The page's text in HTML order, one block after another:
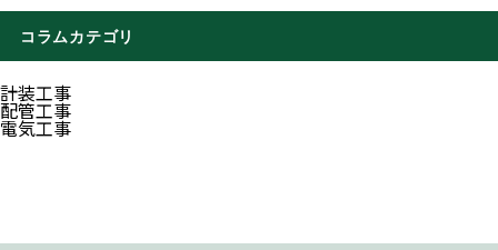
コラムカテゴリ
計装工事
配管工事
電気工事